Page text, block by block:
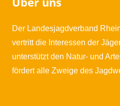
Der Landesjagdverband
vertritt die Interessen der
unterstützt den Natur- und
fördert alle Zweige des